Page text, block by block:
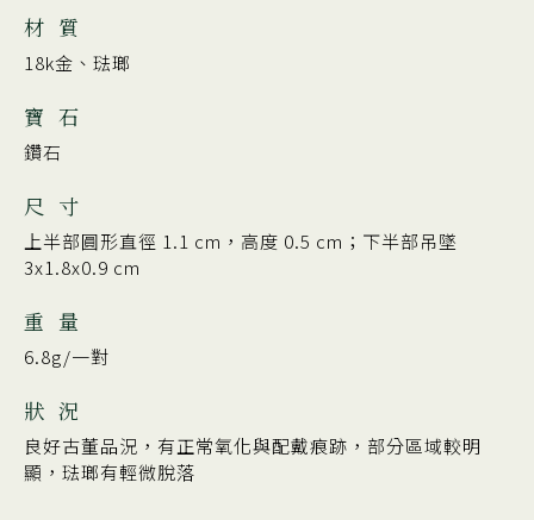
材 質
18k金、琺瑯
寶 石
鑽石
尺 寸
上半部圓形直徑 1.1 cm，高度 0.5 cm；下半部吊墜
3x1.8x0.9 cm
重 量
6.8g/一對
狀 況
良好古董品況，有正常氧化與配戴痕跡，部分區域較明
顯，琺瑯有輕微脫落